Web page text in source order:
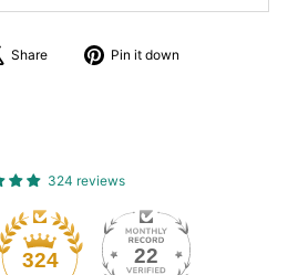
Share
Tweet
about
Pin it down
324 reviews
324 22